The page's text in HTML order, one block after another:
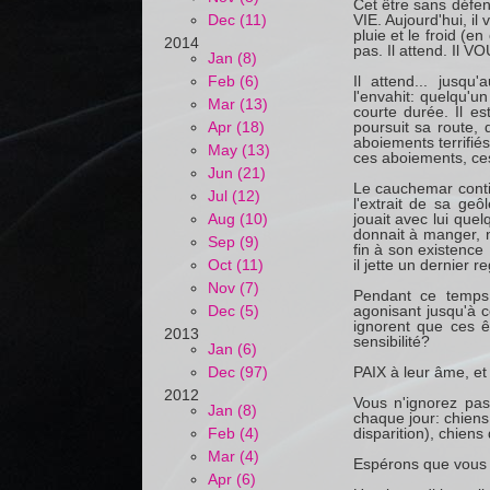
Dec (11)
2014
Jan (8)
Feb (6)
Mar (13)
Apr (18)
May (13)
Jun (21)
Jul (12)
Aug (10)
Sep (9)
Oct (11)
Nov (7)
Dec (5)
2013
Jan (6)
Dec (97)
2012
Jan (8)
Feb (4)
Mar (4)
Apr (6)
Cet être sans
VIE. Aujourd'hui, il
pluie et le froid (en
pas. Il attend. Il
Il attend...
l'envahit:
courte durée. Il
poursuit sa route,
aboiements
ces aboiements,
Le cauchemar
l'extrait de sa
jouait avec lui
donnait à manger,
fin à son
il jette un dernier
Pendant ce
agonisant jusqu'à
ignorent que ces
sensibilité?
PAIX à leur âme,
Vous n'ignorez
chaque jour:
disparition), chiens
Espérons que